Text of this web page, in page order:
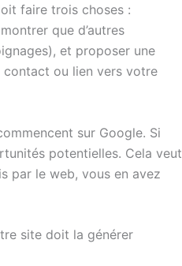
faire trois choses :
que d’autres
et proposer une
ou lien vers votre
sur Google. Si
potentielles. Cela veut
par le web, vous en avez
site doit la générer